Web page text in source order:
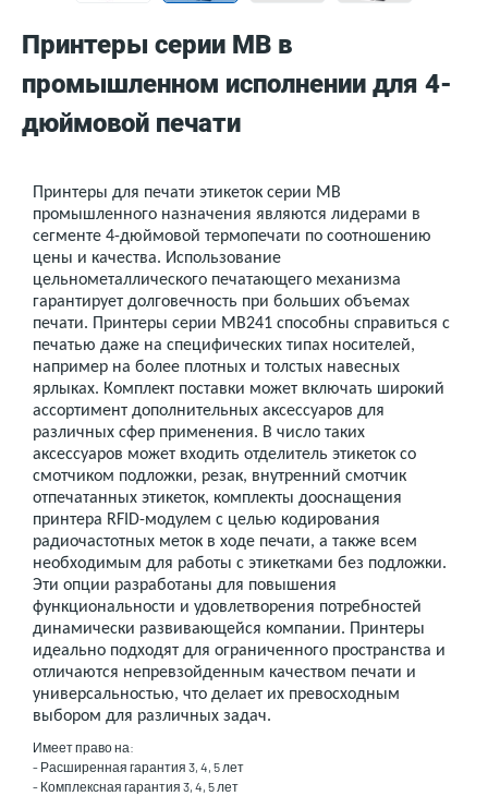
Принтеры серии MB в
промышленном исполнении для 4-
дюймовой печати
Принтеры для печати этикеток серии MB
промышленного назначения являются лидерами в
сегменте 4-дюймовой термопечати по соотношению
цены и качества. Использование
цельнометаллического печатающего механизма
гарантирует долговечность при больших объемах
печати. Принтеры серии MB241 способны справиться с
печатью даже на специфических типах носителей,
например на более плотных и толстых навесных
ярлыках. Комплект поставки может включать широкий
ассортимент дополнительных аксессуаров для
различных сфер применения. В число таких
аксессуаров может входить отделитель этикеток со
смотчиком подложки, резак, внутренний смотчик
отпечатанных этикеток, комплекты дооснащения
принтера RFID-модулем с целью кодирования
радиочастотных меток в ходе печати, а также всем
необходимым для работы с этикетками без подложки.
Эти опции разработаны для повышения
функциональности и удовлетворения потребностей
динамически развивающейся компании. Принтеры
идеально подходят для ограниченного пространства и
отличаются непревзойденным качеством печати и
универсальностью, что делает их превосходным
выбором для различных задач.
Имеет право на:
- Расширенная гарантия 3, 4, 5 лет
- Комплексная гарантия 3, 4, 5 лет